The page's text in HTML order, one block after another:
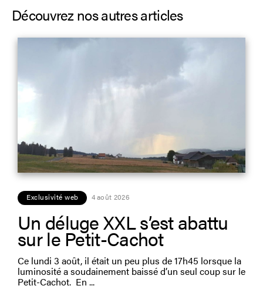
Découvrez nos autres articles
Exclusivité web 4 août 2026
Un déluge XXL s’est abattu
sur le Petit-Cachot
Ce lundi 3 août, il était un peu plus de 17h45 lorsque la
luminosité a soudainement baissé d’un seul coup sur le
Petit-Cachot. En